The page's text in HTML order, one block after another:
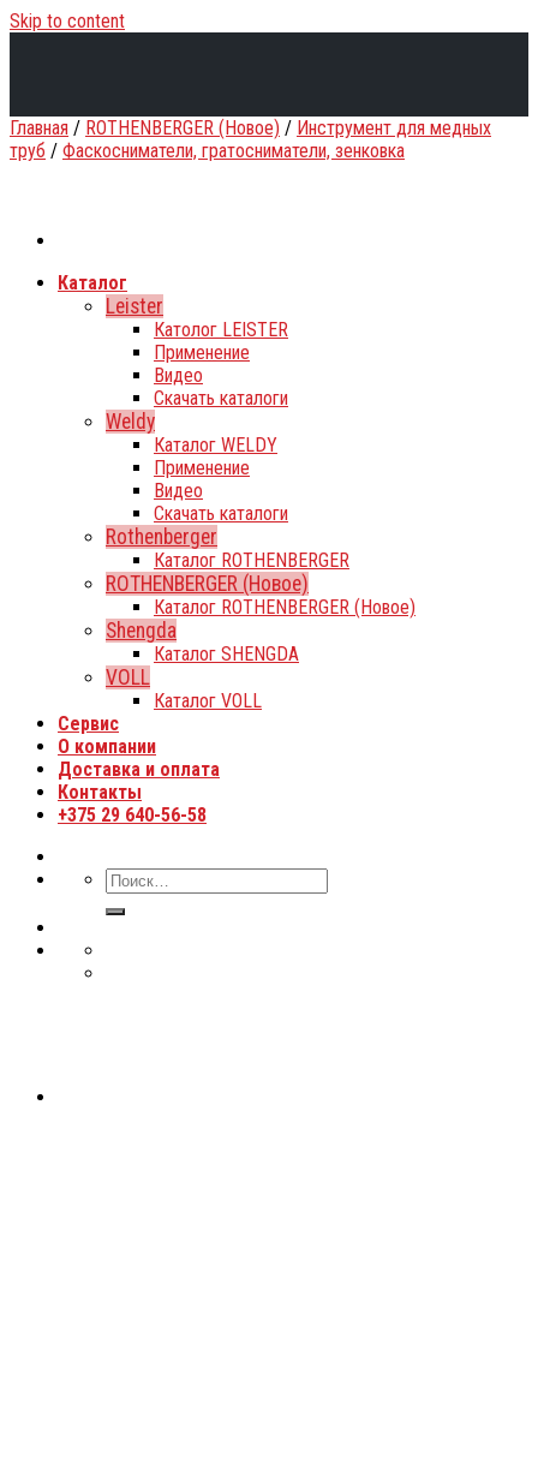
Skip to content
Каталог
Leister
Католог LEISTER
Применение
Видео
Скачать каталоги
Weldy
Каталог WELDY
Применение
Видео
Скачать каталоги
Rothenberger
Каталог ROTHENBERGER
ROTHENBERGER (Новое)
Каталог ROTHENBERGER (Новое)
Shengda
Каталог SHENGDA
VOLL
Каталог VOLL
Сервис
О компании
Доставка и оплата
Контакты
+375 29 640-56-58
Главная / ROTHENBERGER (Новое) / Инструмент для медных
труб / Фаскосниматели, гратосниматели, зенковка